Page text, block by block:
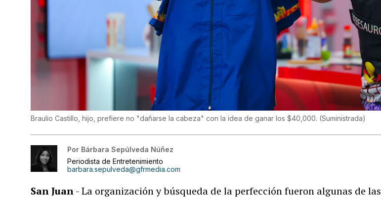
Braulio Castillo, hijo, prefiere no "dañarse la cabeza" con la idea de ganar los $40,000. (Suministrada)
Por Bárbara Sepúlveda Núñez
Periodista de Entretenimiento
barbara.sepulveda@gfrmedia.com
San Juan- La organización y búsqueda de la perfección fueron algunas de las